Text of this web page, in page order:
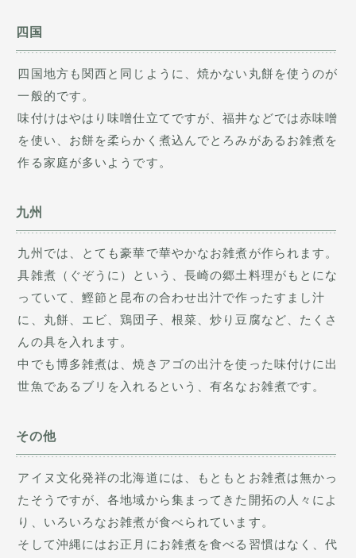
四国
四国地方も関西と同じように、焼かない丸餅を使うのが
一般的です。
味付けはやはり味噌仕立てですが、福井などでは赤味噌
を使い、お餅を柔らかく煮込んでとろみがあるお雑煮を
作る家庭が多いようです。
九州
九州では、とても豪華で華やかなお雑煮が作られます。
具雑煮（ぐぞうに）という、長崎の郷土料理がもとにな
っていて、鰹節と昆布の合わせ出汁で作ったすまし汁
に、丸餅、エビ、鶏団子、根菜、炒り豆腐など、たくさ
んの具を入れます。
中でも博多雑煮は、焼きアゴの出汁を使った味付けに出
世魚であるブリを入れるという、有名なお雑煮です。
その他
アイヌ文化発祥の北海道には、もともとお雑煮は無かっ
たそうですが、各地域から集まってきた開拓の人々によ
り、いろいろなお雑煮が食べられています。
そして沖縄にはお正月にお雑煮を食べる習慣はなく、代